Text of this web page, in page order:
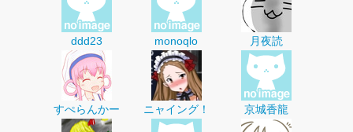
ddd23 monoqlo 月夜読
すぺらんかー ニャイング！ 京城香龍